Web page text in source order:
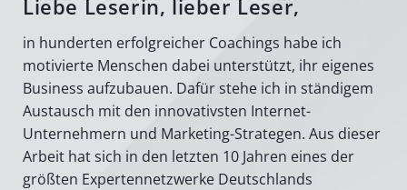
Liebe Leserin, lieber Leser,
in hunderten erfolgreicher Coachings habe ich
motivierte Menschen dabei unterstützt, ihr eigenes
Business aufzubauen. Dafür stehe ich in ständigem
Austausch mit den innovativsten Internet-
Unternehmern und Marketing-Strategen. Aus dieser
Arbeit hat sich in den letzten 10 Jahren eines der
größten Expertennetzwerke Deutschlands